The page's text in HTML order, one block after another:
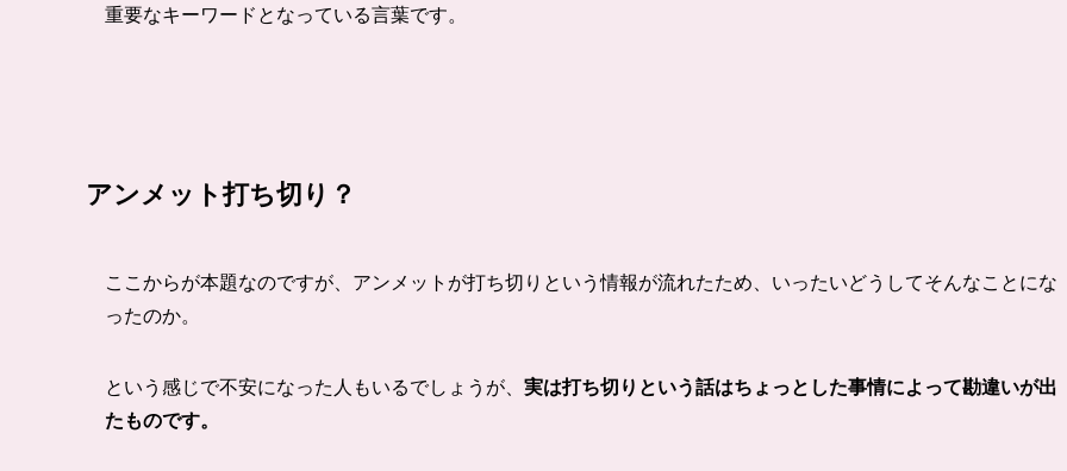
重要なキーワードとなっている言葉です。
アンメット打ち切り？
ここからが本題なのですが、アンメットが打ち切りという情報が流れたため、いったいどうしてそんなことにな
ったのか。
という感じで不安になった人もいるでしょうが、 実は打ち切りという話はちょっとした事情によって勘違いが出
たものです。